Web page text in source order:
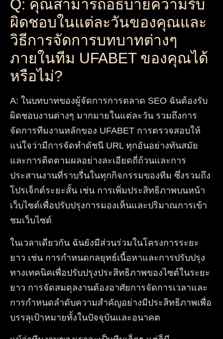
Q: คุณสามารถอธิบายความรับ
ผิดชอบในแต่ละวันของคุณและ
วิธีการจัดการบทบาทต่างๆ
ภายในทีม UFABET ของคุณได้
หรือไม่?
A: ในบทบาทของผู้จัดการการตลาด SEO ฉันต้องรับ
ผิดชอบงานต่างๆ มากมายในแต่ละวัน รวมถึงการ
จัดการทีมงานหลักของ UFABET การตรวจสอบให้
แน่ใจว่ามีการจัดทำดัชนี URL ทุกอันอย่างทันสมัย ​​
และการติดตามผลอย่างละเอียดถี่ถ้วนและการ
ประสานงานที่ราบรื่นในทุกกิจกรรมของทีม ซึ่งรวมถึง
โปรเจ็กต์ระยะสั้น เช่น การเพิ่มประสิทธิภาพบนหน้า
เว็บไซต์เพื่อปรับปรุงการมองเห็นและปริมาณการเข้า
ชมเว็บไซต์
ในเวลาเดียวกัน ฉันยังมีส่วนร่วมในโครงการระยะ
ยาว เช่น การกำหนดกลยุทธ์เนื้อหาและการปรับปรุง
ทางเทคนิคเพื่อปรับปรุงประสิทธิภาพของไซต์ในระยะ
ยาว การจัดสมดุลงานต้องอาศัยการจัดการเวลาและ
การกำหนดลำดับความสำคัญอย่างมีประสิทธิภาพเพื่อ
บรรลุเป้าหมายทั้งในปัจจุบันและอนาคต